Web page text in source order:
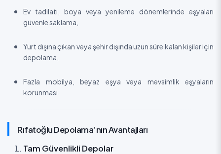
Ev tadilatı, boya veya yenileme dönemlerinde eşyaları
güvenle saklama,
Yurt dışına çıkan veya şehir dışında uzun süre kalan kişiler için
depolama,
Fazla mobilya, beyaz eşya veya mevsimlik eşyaların
korunması.
Rıfatoğlu Depolama’nın Avantajları
Tam Güvenlikli Depolar